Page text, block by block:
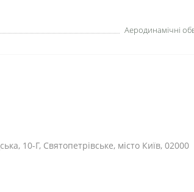
Аеродинамічні
10-Г, Святопетрівське, місто Київ, 02000